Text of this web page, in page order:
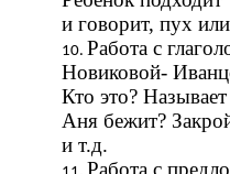
и говорит, пух
Работа с
Новиковой-
Кто это?
Аня бежит?
и т.д.
Работа с